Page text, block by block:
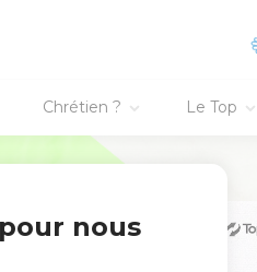
Chrétien ? Le Top
nous